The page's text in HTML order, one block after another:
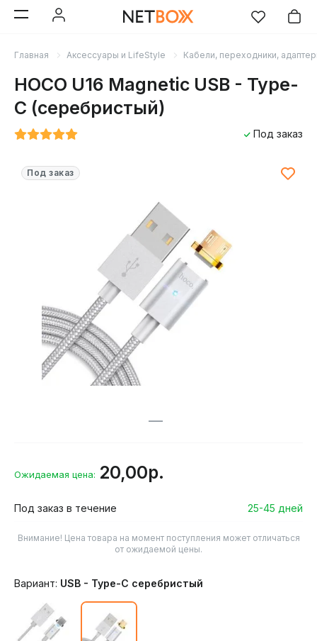
Главная Аксессуары и LifeStyle Кабели, переходники,
HOCO U16 Magnetic USB - Type-
C (серебристый)
Под заказ
Под заказ
Ожидаемая цена: 20,00р.
Под заказ в течение 25-45 дней
Внимание! Цена товара на момент поступления может отличаться
от ожидаемой цены.
Вариант: USB - Type-C серебристый